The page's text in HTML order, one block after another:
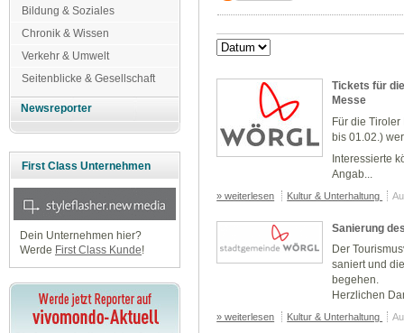
Bildung & Soziales
Chronik & Wissen
Verkehr & Umwelt
Seitenblicke & Gesellschaft
Newsreporter
First Class Unternehmen
Dein Unternehmen hier?
Werde First Class Kunde!
Tickets für
Messe
Für die
bis 01.02.)
Interessierte
Angab...
» weiterlesen Kultur & Unterhaltung
Sanierung
Der
saniert und
begehen.
Herzlichen
» weiterlesen Kultur & Unterhaltung